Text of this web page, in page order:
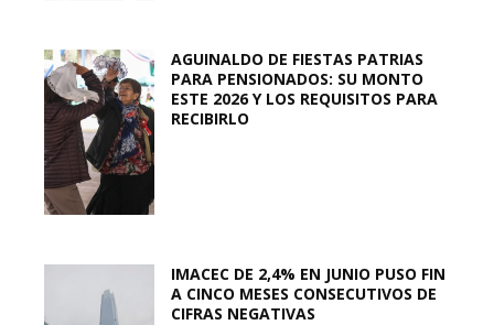
AGUINALDO DE FIESTAS PATRIAS
PARA PENSIONADOS: SU MONTO
ESTE 2026 Y LOS REQUISITOS PARA
RECIBIRLO
IMACEC DE 2,4% EN JUNIO PUSO FIN
A CINCO MESES CONSECUTIVOS DE
CIFRAS NEGATIVAS